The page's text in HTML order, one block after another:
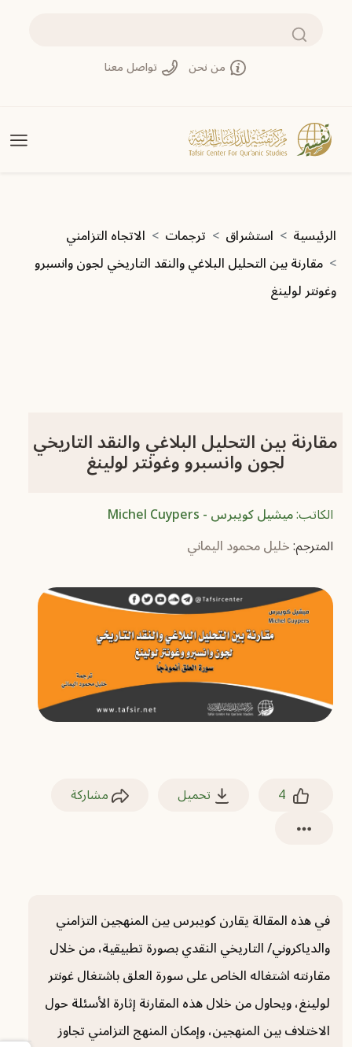
بحث
من نحن تواصل معنا
مسار التنقل
الرئيسية استشراق ترجمات
الاتجاه التزامني
مقارنة بين التحليل البلاغي والنقد التاريخي لجون وانسبرو
وغونتر لولينغ
مقارنة بين التحليل البلاغي والنقد التاريخي
لجون وانسبرو وغونتر لولينغ
الكاتب:ميشيل كويبرس - Michel Cuypers
المترجم:خليل محمود اليماني
4 تحميل مشاركة
في هذه المقالة يقارن كويبرس بين المنهجين التزامني
والدياكروني/ التاريخي النقدي بصورة تطبيقية، من خلال
مقارنته اشتغاله الخاص على سورة العلق باشتغال غونتر
لولينغ، ويحاول من خلال هذه المقارنة إثارة الأسئلة حول
الاختلاف بين المنهجين، وإمكان المنهج التزامني تجاوز